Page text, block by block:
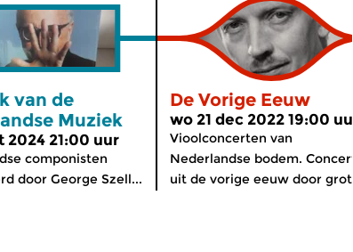
van de
Muziek
2024 21:00 uur
componisten
door George Szell...
De Vorige Eeuw
wo 21 dec 2022 19:00
Vioolconcerten van
Nederlandse bodem.
uit de vorige eeuw door